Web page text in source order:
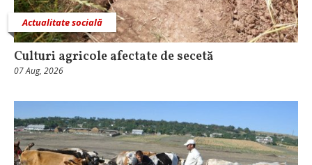
Actualitate socială
Culturi agricole afectate de secetă
07 Aug, 2026